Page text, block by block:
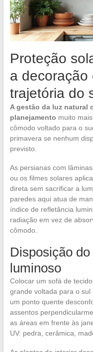
Proteção
a decoração
trajetória do
A gestão da luz natural
planejamento muito
cômodo voltado para o
primavera se nenhum
previsto.
As persianas com
ou os filmes solares
direta sem sacrificar a
paredes aqui atua de
índice de refletância
radiação em vez de
cômodo.
Disposição
luminoso
Colocar um sofá de
grande voltada para o
um ponto quente
assentos
as áreas em frente às
UV: pedra, cerâmica,